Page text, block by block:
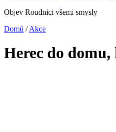
Objev Roudnici všemi smysly
Domů /Akce
Herec do